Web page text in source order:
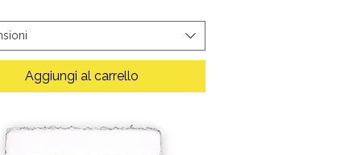
Aggiungi al carrello